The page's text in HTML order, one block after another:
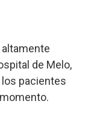
de Melo,
los pacientes